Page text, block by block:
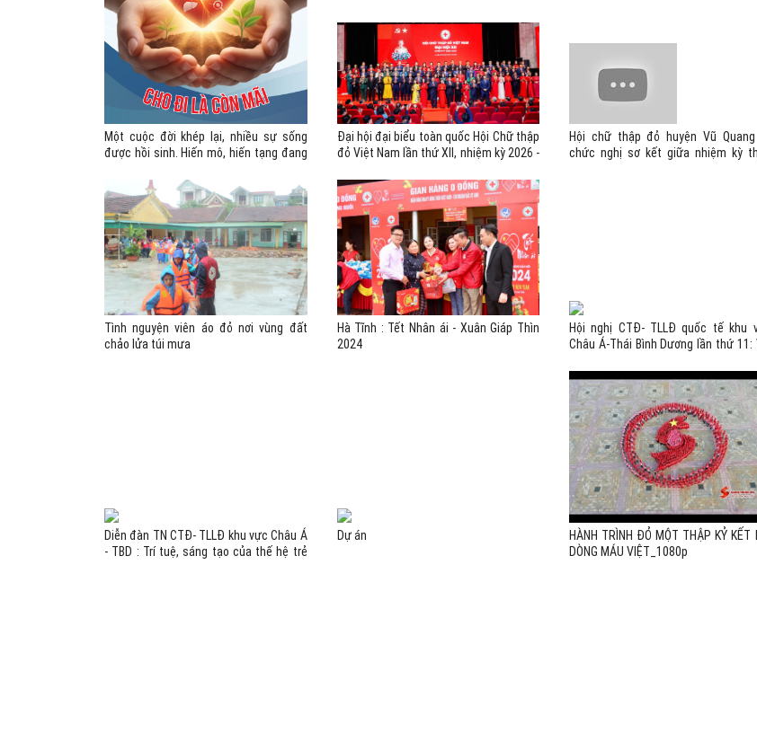
Một cuộc đời khép lại, nhiều sự sống
được hồi sinh. Hiến mô, hiến tạng đang
yêu thương và hy vọng...
Đại hội đại biểu toàn quốc Hội Chữ thập
đỏ Việt Nam lần thứ XII, nhiệm kỳ 2026 -
làm công tác nhân đạo - mở ra chặng
đường mới với phương châm: Đoàn kết -
Đổi mới - Chuyên nghiệp - Tự cường.
Hội chữ thập đỏ huyện Vũ
chức nghị sơ kết giữa nhiệm kỳ
Tình nguyện viên áo đỏ nơi vùng đất
chảo lửa túi mưa
Hà Tĩnh : Tết Nhân ái - Xuân Giáp Thìn
2024
Hội nghị CTĐ- TLLĐ quốc tế khu
Châu Á-Thái Bình Dương lần thứ 11:
Diễn đàn TN CTĐ- TLLĐ khu vực Châu Á
- TBD : Trí tuệ, sáng tạo của thế hệ trẻ
Dự án
HÀNH TRÌNH ĐỎ MỘT THẬP KỶ KẾT
DÒNG MÁU VIỆT_1080p